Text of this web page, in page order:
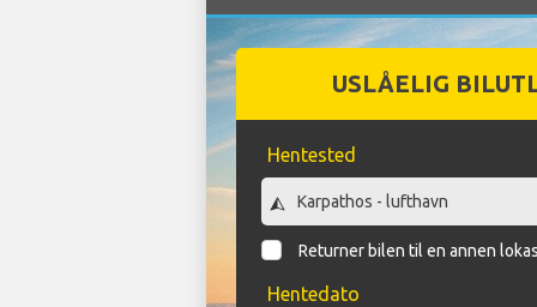
USLÅELIG
Hentested
Returner bilen til en annen
Hentedato